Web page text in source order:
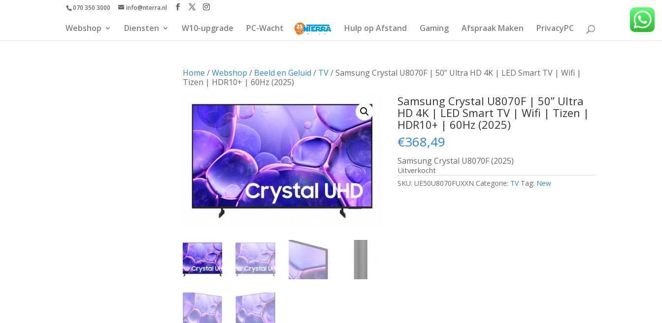
070 350 3000 info@nterra.nl
Webshop Diensten W10-upgrade PC-Wacht Hulp op Afstand Gaming Afspraak Maken PrivacyPC
Home /Webshop / Beeld en Geluid / TV/ Samsung Crystal U8070F | 50” Ultra HD 4K | LED Smart TV | Wifi |
Tizen | HDR10+ | 60Hz (2025)
Samsung Crystal U8070F | 50” Ultra
HD 4K | LED Smart TV | Wifi | Tizen |
HDR10+ | 60Hz (2025)
€368,49
Samsung Crystal U8070F (2025)
Uitverkocht
SKU:UE50U8070FUXXN Categorie: TV Tag: New